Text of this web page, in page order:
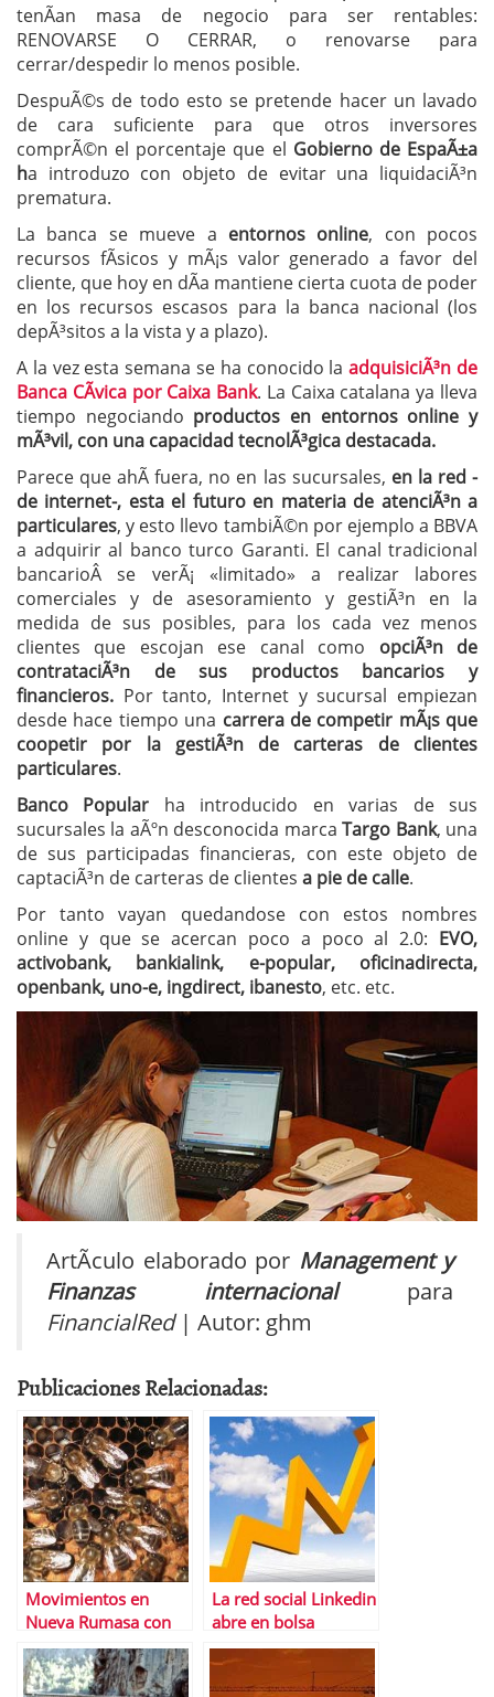
tenÃ­an masa de negocio para ser rentables:
RENOVARSE O CERRAR, o renovarse para
cerrar/despedir lo menos posible.
DespuÃ©s de todo esto se pretende hacer un lavado
de cara suficiente para que otros inversores
comprÃ©n el porcentaje que el Gobierno de EspaÃ±a
ha introduzo con objeto de evitar una liquidaciÃ³n
prematura.
La banca se mueve a entornos online, con pocos
recursos fÃ­sicos y mÃ¡s valor generado a favor del
cliente, que hoy en dÃ­a mantiene cierta cuota de poder
en los recursos escasos para la banca nacional (los
depÃ³sitos a la vista y a plazo).
A la vez esta semana se ha conocido laadquisiciÃ³n de
Banca CÃ­vica por Caixa Bank. La Caixa catalana ya lleva
tiempo negociando productos en entornos online y
mÃ³vil, con una capacidad tecnolÃ³gica destacada.
Parece que ahÃ­ fuera, no en las sucursales, en la red -
de internet-, esta el futuro en materia de atenciÃ³n a
particulares, y esto llevo tambiÃ©n por ejemplo a BBVA
a adquirir al banco turco Garanti. El canal tradicional
bancarioÂ se verÃ¡ «limitado» a realizar labores
comerciales y de asesoramiento y gestiÃ³n en la
medida de sus posibles, para los cada vez menos
clientes que escojan ese canal como opciÃ³n de
contrataciÃ³n de sus productos bancarios y
financieros. Por tanto, Internet y sucursal empiezan
desde hace tiempo una carrera de competir mÃ¡s que
coopetir por la gestiÃ³n de carteras de clientes
particulares.
Banco Popular ha introducido en varias de sus
sucursales la aÃºn desconocida marcaTargo Bank, una
de sus participadas financieras, con este objeto de
captaciÃ³n de carteras de clientes a pie de calle.
Por tanto vayan quedandose con estos nombres
online y que se acercan poco a poco al 2.0: EVO,
activobank, bankialink, e-popular, oficinadirecta,
openbank, uno-e, ingdirect, ibanesto, etc. etc.
ArtÃ­culo elaborado por Management y
Finanzas internacional para
FinancialRed| Autor: ghm
Publicaciones Relacionadas:
Movimientos en
Nueva Rumasa con
vistas a 2011
La red social Linkedin
abre en bolsa
cotizando por las
nubes | ValoraciÃ³n y
mÃºltiplos